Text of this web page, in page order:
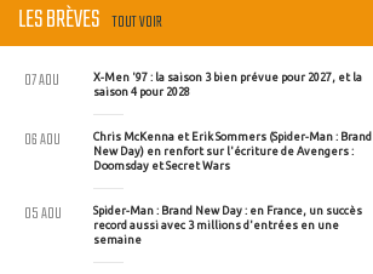
LES BRÈVES TOUT VOIR
X-Men '97 : la saison 3 bien prévue pour 2027, et la
saison 4 pour 2028
07 AOU
Chris McKenna et Erik Sommers (Spider-Man : Brand
New Day) en renfort sur l'écriture de Avengers :
Doomsday et Secret Wars
06 AOU
Spider-Man : Brand New Day : en France, un succès
record aussi avec 3 millions d'entrées en une
semaine
05 AOU